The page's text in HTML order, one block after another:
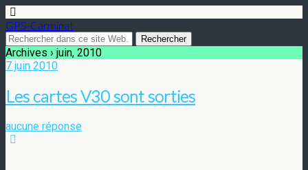
GPS-Carminat
Archives › juin, 2010
7 juin 2010
Les cartes V30 sont sorties
aucune réponse